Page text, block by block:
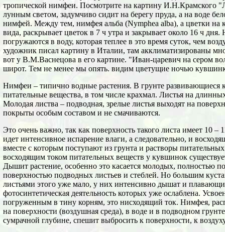
тропической нимфеи. Посмотрите на картину И.Н.Крамского
лунным светом, задумчиво сидит на берегу пруда, а на воде
нимфей. Между тем, нимфея альба (Nymphea alba), а цветки на
вида, раскрывает цветок в 7 ч утра и закрывает около 16 ч
погружаются в воду, которая теплее в это время суток, чем
художник писал картину в Италии, там акклиматизированы
вот у В.М.Васнецова в его картине. "Иван-царевич на сером
широт. Тем не менее мы опять. видим цветущие ночью
Нимфеи – типично водные растения. В грунте развивающиеся
питательные вещества, в том числе крахмал. Листья на
Молодая листва – подводная, зрелые листья выходят на
покрыты особым составом и не смачиваются.
Это очень важно, так как поверхность такого листа имеет 10 –
идет интенсивное испарение влаги, а следовательно, и
вместе с которым поступают из грунта и растворы
восходящим током питательных веществ у кувшинок
Дышит растение, особенно это касается молодых, полностью
поверхностью подводных листьев и стеблей. Но большим
листьями этого уже мало, у них интенсивно дышат и
фотосинтетическая деятельность которых уже ослаблена.
погруженным в тину корням, это нисходящий ток. Нимфея,
на поверхности (воздушная среда), в воде и в подводном
сумрачной глубине, спешит выбросить к поверхности, к